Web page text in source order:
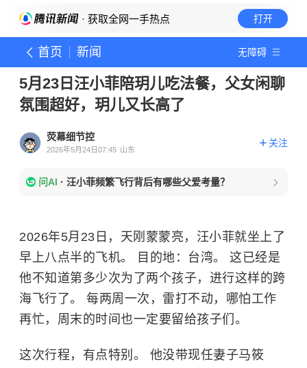
· 获取全网一手热点 打开
首页 新闻 无障碍
5月23日汪小菲陪玥儿吃法餐，父女闲聊
氛围超好，玥儿又长高了
荧幕细节控
2026年5月24日07:45 山东
关注
问AI · 汪小菲频繁飞行背后有哪些父爱考量？
2026年5月23日，天刚蒙蒙亮，汪小菲就坐上了
早上八点半的飞机。 目的地：台湾。 这已经是
他不知道第多少次为了两个孩子，进行这样的跨
海飞行了。 每两周一次，雷打不动，哪怕工作
再忙，周末的时间也一定要留给孩子们。
这次行程，有点特别。 他没带现任妻子马筱